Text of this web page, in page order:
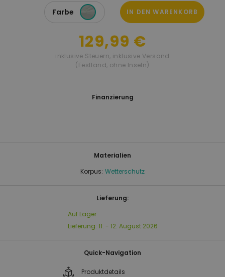
Farbe IN DEN WARENKORB
129,99 €
inklusive Steuern, inklusive Versand
(Festland, ohne Inseln)
Materialien
Korpus: Wetterschutz
Lieferung:
Auf Lager
Lieferung: 11. - 12. August 2026
Quick-Navigation
Produktdetails
Finanzierung